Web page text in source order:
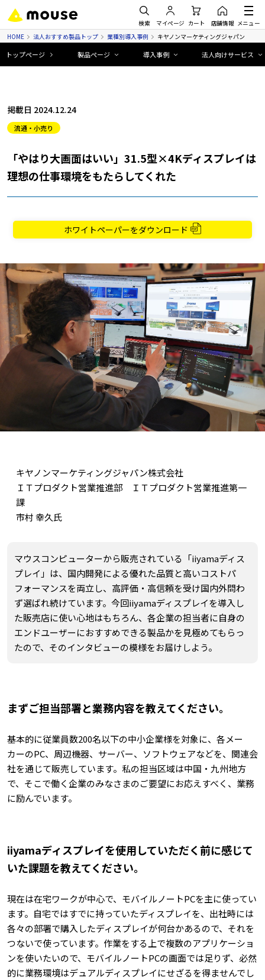
検索 マイページ カート 店舗情報 メニュー
HOME 法人おすすめ製品トップ 業種別導入事例 キヤノンマーケティングジャパン
トップページ 製品ページ 導入事例 法人向けサービス
掲載日 2024.12.24
流通・小売り
「やはり大画面はいい」31.5型×4Kディスプレイは
理想の仕事環境をもたらしてくれた
ホワイトペーパーをダウンロード
キヤノンマーケティングジャパン株式会社
ＩＴプロダクト営業推進部 ＩＴプロダクト営業推進第一
課
市村 幸久氏
マウスコンピューターから販売されている「iiyamaディス
プレイ」は、国内開発による優れた品質と高いコストパ
フォーマンスを両立し、高評価・高信頼を受け国内外問わ
ず選ばれ続けています。今回iiyamaディスプレイを導入し
た販売店に使い心地はもちろん、各企業の担当者に自身の
エンドユーザーにおすすめできる製品かを見極めてもらっ
たので、そのインタビューの模様をお届けしよう。
まずご担当部署と業務内容を教えてください。
基本的に従業員数200名以下の中小企業様を対象に、各メー
カーのPC、周辺機器、サーバー、ソフトウェアなどを、関連会
社を通じて販売しています。私の担当区域は中国・九州地方
で、そこで働く企業のみなさまのご要望にお応えすべく、業務
に励んでいます。
iiyamaディスプレイを使用していただく前に感じて
いた課題を教えてください。
現在は在宅ワークが中心で、モバイルノートPCを主に使ってい
ます。自宅ではすでに持っていたディスプレイを、出社時には
各々の部署で購入したディスプレイが何台かあるので、それを
つないで使っています。作業をする上で複数のアプリケーショ
ンを使いたいので、モバイルノートPCの画面では足りず、必然
的に業務環境はデュアルディスプレイにせざるを得ませんでし